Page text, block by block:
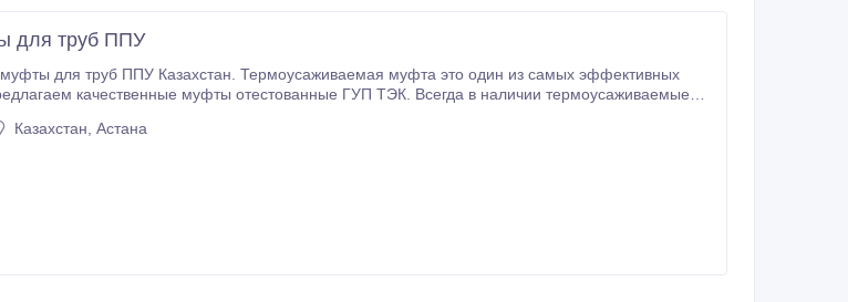
для труб ППУ
для труб ППУ Казахстан. Термоусаживаемая муфта это один из самых эффективных
качественные муфты отестованные ГУП ТЭК. Всегда в наличии термоусаживаемые
медные, пробки для стравливания воздуха, держатели провода.
Казахстан, Астана